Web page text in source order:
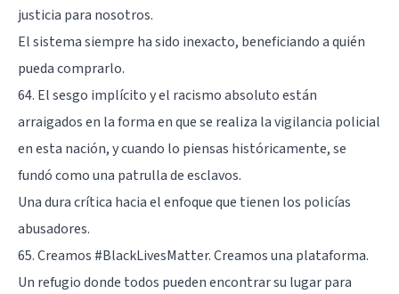
justicia para nosotros.
El sistema siempre ha sido inexacto, beneficiando a quién
pueda comprarlo.
64. El sesgo implícito y el racismo absoluto están
arraigados en la forma en que se realiza la vigilancia policial
en esta nación, y cuando lo piensas históricamente, se
fundó como una patrulla de esclavos.
Una dura crítica hacia el enfoque que tienen los policías
abusadores.
65. Creamos #BlackLivesMatter. Creamos una plataforma.
Un refugio donde todos pueden encontrar su lugar para